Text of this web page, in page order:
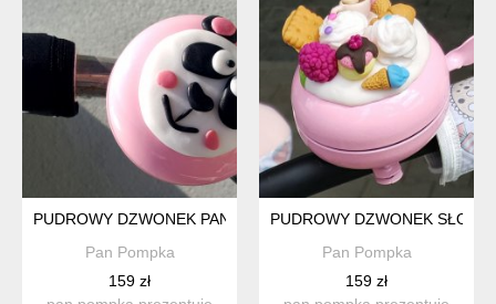
PUDROWY DZWONEK PANDA
Pan Pompka
159 zł
PUDROWY DZWONEK
Pan Pompka
159 zł